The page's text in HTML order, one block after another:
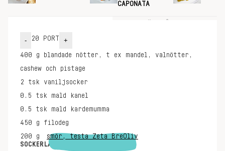
CAPONATA
- 20 PORT +
400 g
blandade nötter, t ex mandel, valnötter,
cashew och pistage
2 tsk
vaniljsocker
0.5 tsk
mald kanel
0.5 tsk
mald kardemumma
450 g
filodeg
200 g
smör, testa Zeta BreOliv
SOCKERLAG